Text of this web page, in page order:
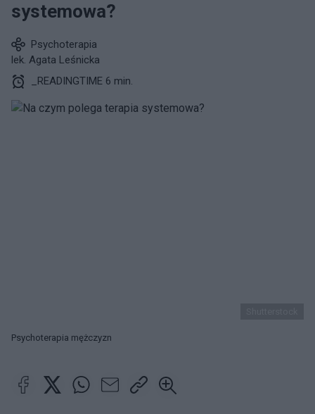
systemowa?
Psychoterapia
lek. Agata Leśnicka
_READINGTIME 6 min.
Psychoterapia mężczyzn